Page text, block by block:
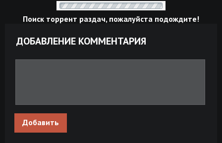
Поиск торрент раздач, пожалуйста подождите!
ДОБАВЛЕНИЕ КОММЕНТАРИЯ
Добавить